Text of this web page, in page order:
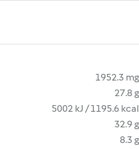
1952.3 mg
27.8 g
5002 kJ / 1195.6 kcal
32.9 g
8.3 g